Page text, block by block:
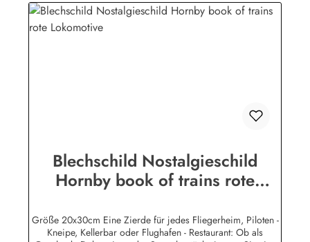
(Luhe)info@heartofireland.eu
Blechschild Nostalgieschild
Hornby book of trains rote
Größe 20x30cm Eine Zierde für jedes Fliegerheim, Piloten -
Kneipe, Kellerbar oder Flughafen - Restaurant: Ob als